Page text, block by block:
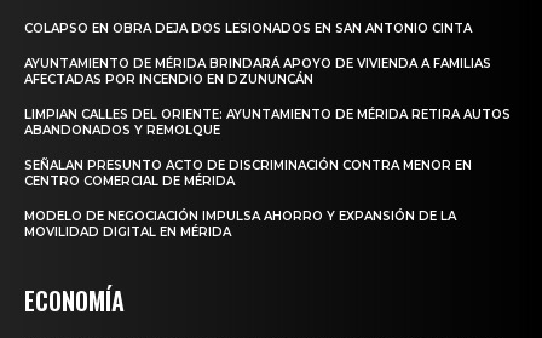
COLAPSO EN OBRA DEJA DOS LESIONADOS EN SAN ANTONIO CINTA
AYUNTAMIENTO DE MÉRIDA BRINDARÁ APOYO DE VIVIENDA A FAMILIAS
AFECTADAS POR INCENDIO EN DZUNUNCÁN
LIMPIAN CALLES DEL ORIENTE: AYUNTAMIENTO DE MÉRIDA RETIRA AUTOS
ABANDONADOS Y REMOLQUE
SEÑALAN PRESUNTO ACTO DE DISCRIMINACIÓN CONTRA MENOR EN
CENTRO COMERCIAL DE MÉRIDA
MODELO DE NEGOCIACIÓN IMPULSA AHORRO Y EXPANSIÓN DE LA
MOVILIDAD DIGITAL EN MÉRIDA
ECONOMÍA